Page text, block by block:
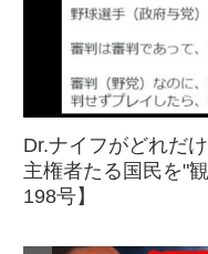
Dr.ナイフがどれだ
主権者たる国民を"
198号】